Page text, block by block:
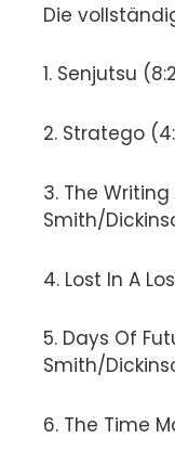
Die
1. Senjutsu
2. Stratego
3. The
Smith/
4. Lost In A
5. Days Of
Smith/
6. The Time